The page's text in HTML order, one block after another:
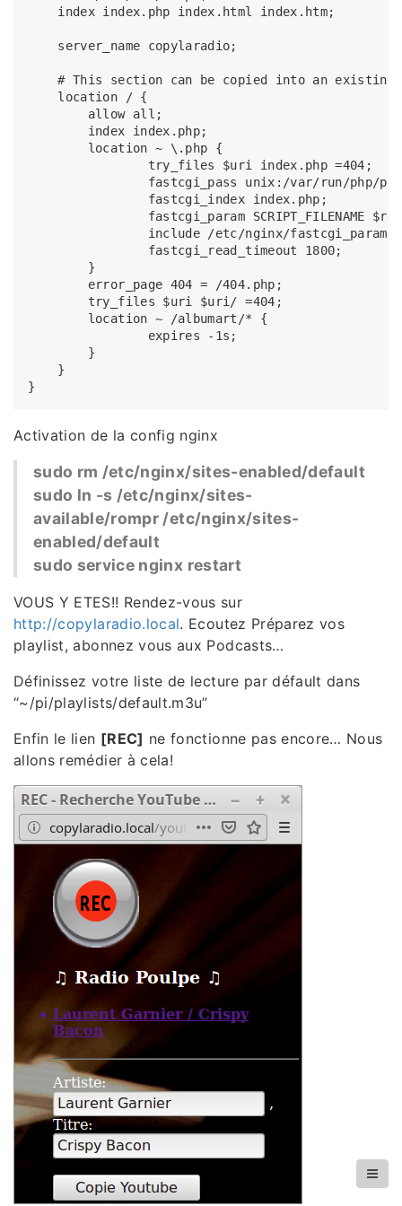
    index index.php index.html index.htm;
    server_name copylaradio;
# This section can be copied into an existing
    location / {
        allow all;
        index index.php;
        location ~ \.php {
                try_files $uri index.php =404;
fastcgi_pass unix:/var/run/php/
                fastcgi_index index.php;
fastcgi_param SCRIPT_FILENAME
                include /etc/nginx/fastcgi_params;
                fastcgi_read_timeout 1800;
        }
        error_page 404 = /404.php;
        try_files $uri $uri/ =404;
        location ~ /albumart/* {
                expires -1s;
        }
    }
Activation de la config nginx
sudo rm /etc/nginx/sites-enabled/default
sudo ln -s /etc/nginx/sites-
available/rompr /etc/nginx/sites-
enabled/default
sudo service nginx restart
VOUS Y ETES!! Rendez-vous sur
http://copylaradio.local. Ecoutez Préparez vos
playlist, abonnez vous aux Podcasts…
Définissez votre liste de lecture par défault dans
“~/pi/playlists/default.m3u”
Enfin le lien [REC] ne fonctionne pas encore… Nous
allons remédier à cela!